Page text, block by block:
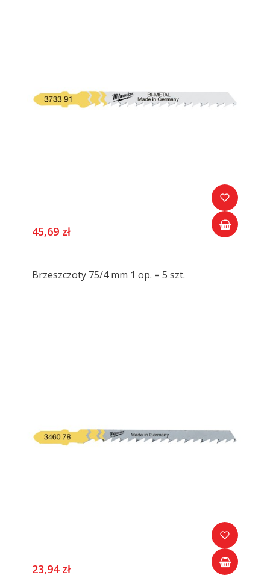
45,69 zł
Brzeszczoty 75/4 mm 1 op. = 5 szt.
23,94 zł